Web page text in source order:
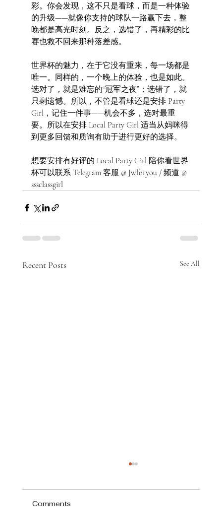
彩。你会发现，这不只是看球，而是一种体验
的升级——就像你支持的球队一路赢下去，整
晚都是高光时刻。反之，选错了，再精彩的比
赛也救不回来那种落差感。
世界杯的魅力，在于它没有重来，每一场都是
唯一。同样的，一个晚上的体验，也是如此。
选对了，就是难忘的“冠军之夜”；选错了，就
只剩遗憾。所以，不管是看球还是安排 Party
Girl，记住一件事——机会不多，选对最重
要。所以在安排 Local Party Girl 适当从妈咪得
到更多回馈和质询有助于进行更好的选择。
想要安排有好评的 Local Party Girl 陪你看世界
杯可以联系 Telegram 客服 @ Jwforyou / 频道 @
sssclassgirl
Recent Posts See All
Comments